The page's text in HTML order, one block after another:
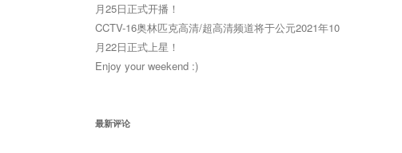
月25日正式开播！
CCTV-16奥林匹克高清/超高清频道将于公元2021年10
月22日正式上星！
Enjoy your weekend :)
最新评论